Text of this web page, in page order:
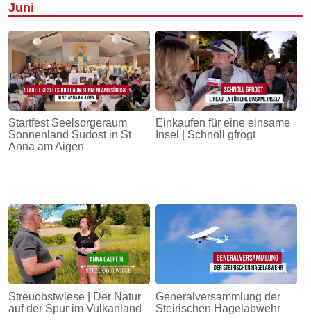
Juni
Startfest Seelsorgeraum
Sonnenland Südost in St
Anna am Aigen
Einkaufen für eine einsame
Insel | Schnöll gfrogt
Streuobstwiese | Der Natur
auf der Spur im Vulkanland
Generalversammlung der
Steirischen Hagelabwehr